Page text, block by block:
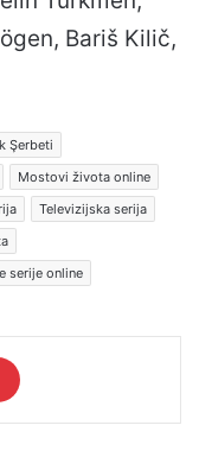
Bariš Kilič,
Şerbeti
Mostovi života online
Televizijska serija
serije online